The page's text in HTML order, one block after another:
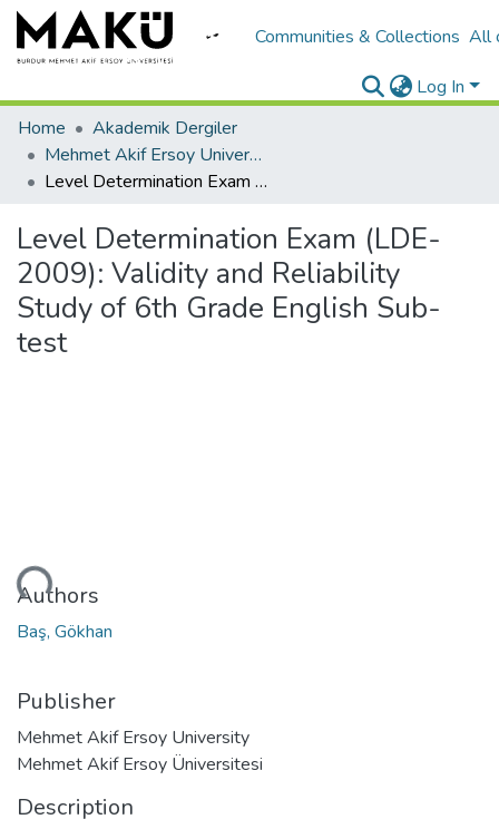
Communities & Collections All
Log In
Home
Akademik Dergiler
Mehmet Akif Ersoy University Journal of Education Faculty
Level Determination Exam (LDE-2009): Validity and Reliability Study of 6th Grade English Sub-test
Level Determination Exam (LDE-
2009): Validity and Reliability
Study of 6th Grade English Sub-
test
Authors
Baş, Gökhan
Publisher
Mehmet Akif Ersoy University
Mehmet Akif Ersoy Üniversitesi
Description